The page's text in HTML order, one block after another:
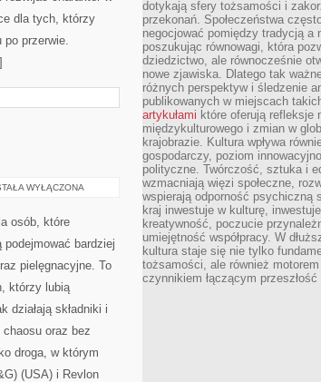
dla tych, którzy
po przerwie.
WYŁĄCZONA
osób, które
bardziej
pielęgnacyjne. To
którzy lubią
działają składniki i
chaosu oraz bez
droga, w którym
(USA) i Revlon
dotykają sfery tożsamości i
przekonań. Społeczeństwa
negocjować pomiędzy tradycją a
poszukując równowagi, która
dziedzictwo, ale równocześnie
nowe zjawiska. Dlatego tak
różnych perspektyw i śledzenie
publikowanych w miejscach
artykułami które oferują refleksje
międzykulturowego i zmian w
krajobrazie. Kultura wpływa
gospodarczy, poziom
polityczne. Twórczość, sztuka i
wzmacniają więzi społeczne,
wspierają odporność psychiczną
kraj inwestuje w kulturę,
kreatywność, poczucie
umiejętność współpracy. W
kultura staje się nie tylko
tożsamości, ale również
czynnikiem łączącym